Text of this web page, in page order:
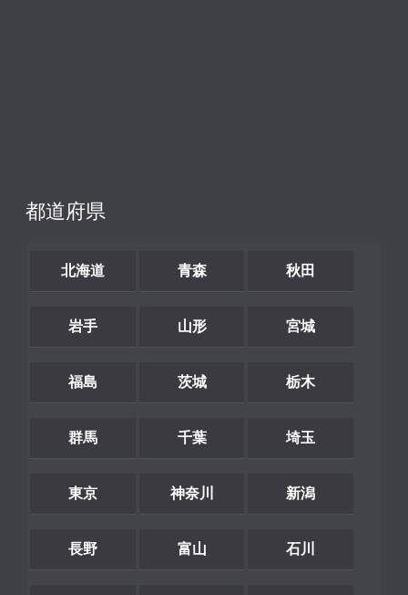
都道府県
北海道 青森 秋田
岩手 山形 宮城
福島 茨城 栃木
群馬 千葉 埼玉
東京 神奈川 新潟
長野 富山 石川